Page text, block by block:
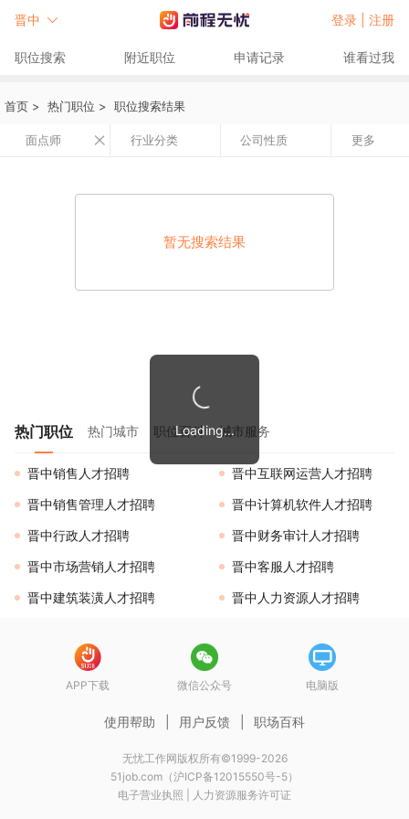
晋中 登录 | 注册
职位搜索 附近职位 申请记录 谁看过我
首页 > 热门职位 > 职位搜索结果
面点师 行业分类 公司性质 更多
暂无搜索结果
热门职位 热门城市 职位百科 城市服务
晋中销售人才招聘
晋中互联网运营人才招聘
晋中销售管理人才招聘
晋中计算机软件人才招聘
晋中行政人才招聘
晋中财务审计人才招聘
晋中市场营销人才招聘
晋中客服人才招聘
晋中建筑装潢人才招聘
晋中人力资源人才招聘
APP下载 微信公众号 电脑版
使用帮助 用户反馈 职场百科
无忧工作网版权所有©1999-2026
51job.com（沪ICP备12015550号-5）
电子营业执照
人力资源服务许可证
Loading...